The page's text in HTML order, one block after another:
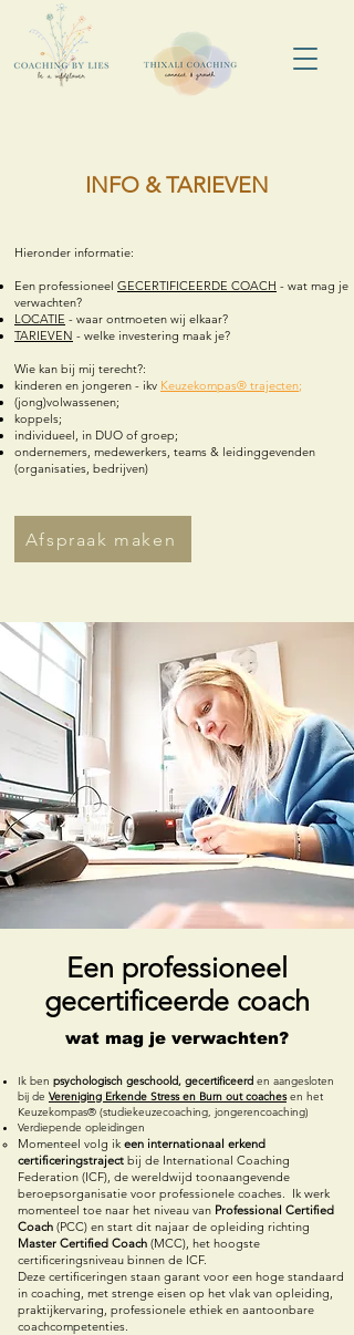
INFO & TARIEVEN
Hieronder informatie:
Een professioneel GECERTIFICEERDE COACH - wat mag je
verwachten?
LOCATIE - waar ontmoeten wij elkaar?
TARIEVEN - welke investering maak je?
Wie kan bij mij terecht?:
kinderen en jongeren - ikv Keuzekompas® trajecten;
(jong)volwassenen;
koppels;
individueel, in DUO of groep;
ondernemers, medewerkers, teams & leidinggevenden
(organisaties, bedrijven)
Afspraak maken
Een professioneel
gecertificeerde coach
wat mag je verwachten?
Ik ben psychologisch geschoold, gecertificeerd en aangesloten
bij de Vereniging Erkende Stress en Burn out coaches en het
Keuzekompas® (studiekeuzecoaching, jongerencoaching)
Verdiepende opleidingen
Momenteel volg ik een internationaal erkend
certificeringstraject bij de International Coaching
Federation (ICF), de wereldwijd toonaangevende
beroepsorganisatie voor professionele coaches. Ik werk
momenteel toe naar het niveau van Professional Certified
Coach (PCC) en start dit najaar de opleiding richting
Master Certified Coach (MCC), het hoogste
certificeringsniveau binnen de ICF.
Deze certificeringen staan garant voor een hoge standaard
in coaching, met strenge eisen op het vlak van opleiding,
praktijkervaring, professionele ethiek en aantoonbare
coachcompetenties.